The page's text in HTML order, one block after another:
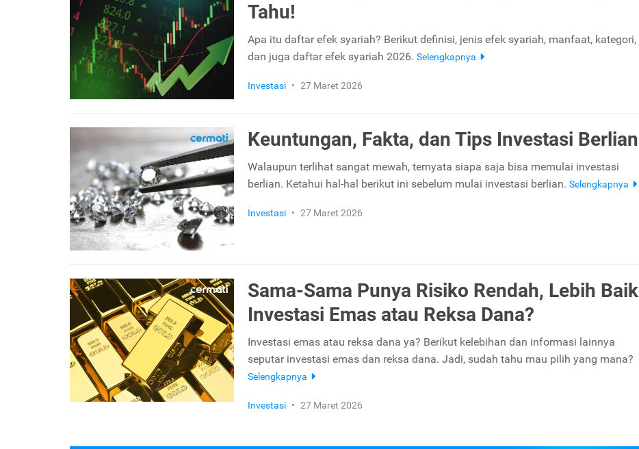
Tahu!
Apa itu daftar efek syariah? Berikut definisi, jenis efek syariah, manfaat, kategori,
dan juga daftar efek syariah 2026. Selengkapnya
Investasi • 27 Maret 2026
Keuntungan, Fakta, dan Tips Investasi Berlian
Walaupun terlihat sangat mewah, ternyata siapa saja bisa memulai investasi
berlian. Ketahui hal-hal berikut ini sebelum mulai investasi berlian. Selengkapnya
Investasi • 27 Maret 2026
Sama-Sama Punya Risiko Rendah, Lebih Baik
Investasi Emas atau Reksa Dana?
Investasi emas atau reksa dana ya? Berikut kelebihan dan informasi lainnya
seputar investasi emas dan reksa dana. Jadi, sudah tahu mau pilih yang mana?
Selengkapnya
Investasi • 27 Maret 2026